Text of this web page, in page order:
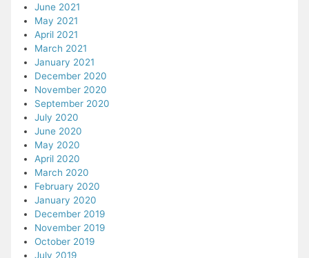
June 2021
May 2021
April 2021
March 2021
January 2021
December 2020
November 2020
September 2020
July 2020
June 2020
May 2020
April 2020
March 2020
February 2020
January 2020
December 2019
November 2019
October 2019
July 2019